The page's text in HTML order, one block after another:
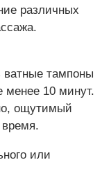
различных
тампоны
менее 10 минут.
ощутимый
или